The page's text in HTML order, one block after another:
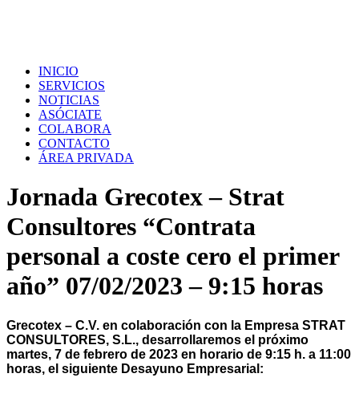
INICIO
SERVICIOS
NOTICIAS
ASÓCIATE
COLABORA
CONTACTO
ÁREA PRIVADA
Jornada Grecotex – Strat
Consultores “Contrata
personal a coste cero el primer
año” 07/02/2023 – 9:15 horas
Grecotex – C.V. en colaboración con la Empresa STRAT
CONSULTORES, S.L., desarrollaremos el próximo
martes, 7 de febrero de 2023 en horario de 9:15 h. a 11:00
horas, el siguiente Desayuno Empresarial: